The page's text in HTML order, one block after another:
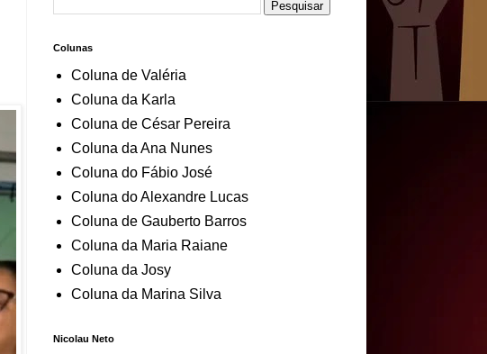
Colunas
Coluna de Valéria
Coluna da Karla
Coluna de César Pereira
Coluna da Ana Nunes
Coluna do Fábio José
Coluna do Alexandre Lucas
Coluna de Gauberto Barros
Coluna da Maria Raiane
Coluna da Josy
Coluna da Marina Silva
Nicolau Neto